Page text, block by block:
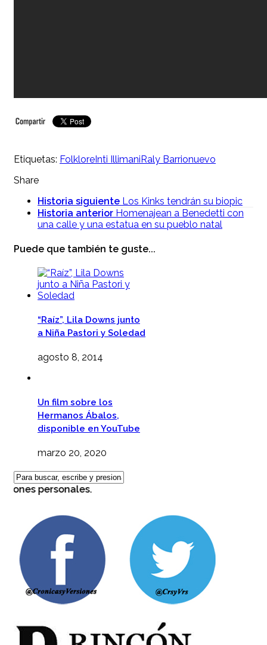
Etiquetas: Folklore Inti Illimani Raly Barrionuevo
Share
Historia siguiente Los Kinks tendrán su biopic
Historia anterior Homenajean a Benedetti con
una calle y una estatua en su pueblo natal
Puede que también te guste...
“Raíz”, Lila Downs junto
a Niña Pastori y Soledad
agosto 8, 2014
Un film sobre los
Hermanos Ábalos,
disponible en YouTube
marzo 20, 2020
personales.